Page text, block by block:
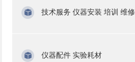
技术服务 仪器安装 培训 维修
仪器配件 实验耗材